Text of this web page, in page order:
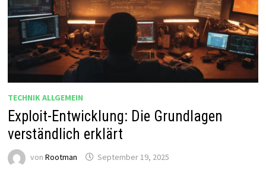
TECHNIK ALLGEMEIN
Exploit-Entwicklung: Die Grundlagen
verständlich erklärt
von Rootman September 19, 2025